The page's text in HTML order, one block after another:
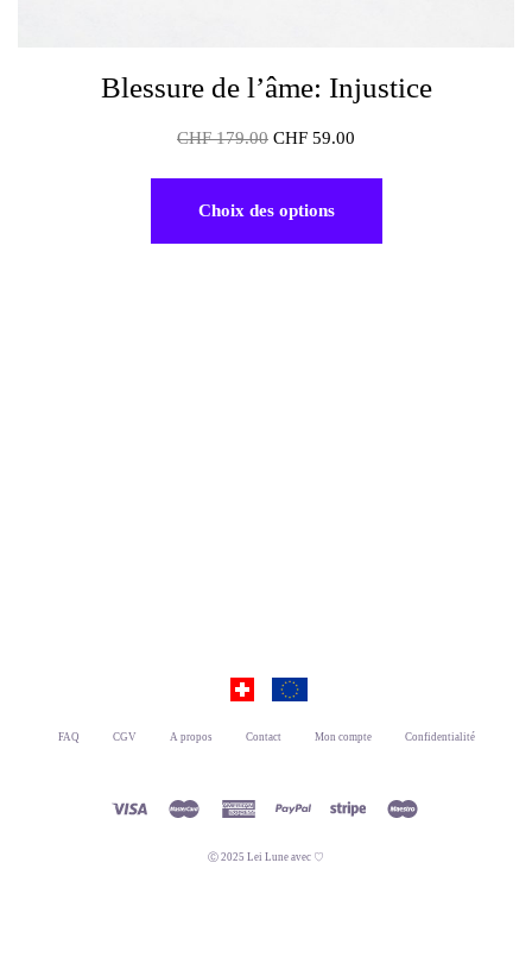
Blessure de l’âme: Injustice
CHF179.00 CHF 59.00
Choix des options
FAQ CGV A propos Contact Mon compte Confidentialité
Ⓒ 2025 Lei Lune avec ♡